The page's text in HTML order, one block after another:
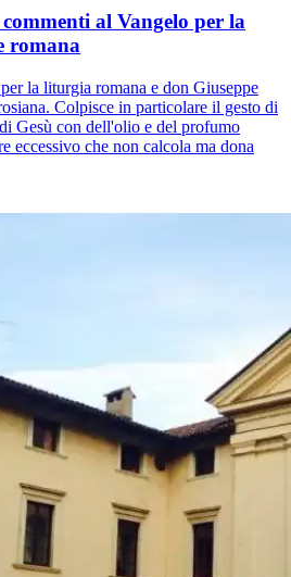
al Vangelo per la
romana
la liturgia romana e don Giuseppe
Colpisce in particolare il gesto di
Gesù con dell'olio e del profumo
eccessivo che non calcola ma dona